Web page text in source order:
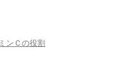
ンＣの役割